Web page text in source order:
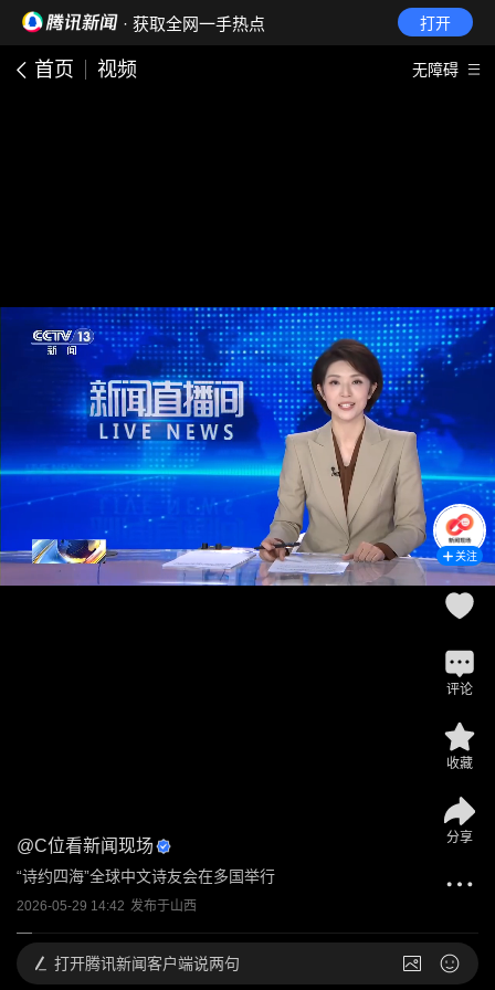
· 获取全网一手热点 打开
首页 视频 无障碍
@C位看新闻现场
“诗约四海”全球中文诗友会在多国举行
2026-05-29 14:42 发布于山西
关注
评论
收藏
分享
打开腾讯新闻客户端说两句